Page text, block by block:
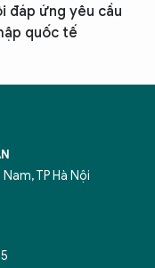
đáp ứng yêu cầu
quốc tế
TP Hà Nội